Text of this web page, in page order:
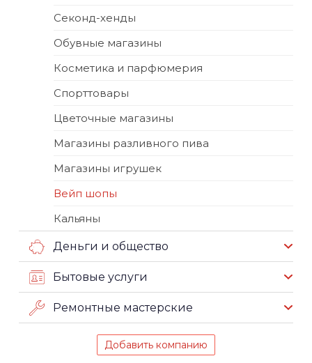
Секонд-хенды
Обувные магазины
Косметика и парфюмерия
Спорттовары
Цветочные магазины
Магазины разливного пива
Магазины игрушек
Вейп шопы
Кальяны
Деньги и общество
Бытовые услуги
Ремонтные мастерские
Добавить компанию